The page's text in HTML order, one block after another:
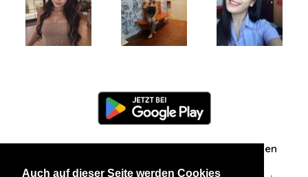
Auch auf dieser Seite werden Cookies
Zuschriften/Erfahrungen